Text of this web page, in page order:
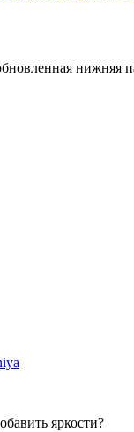
нижняя
яркости?